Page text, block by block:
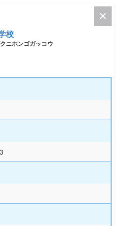
校
ニホンゴガッコウ